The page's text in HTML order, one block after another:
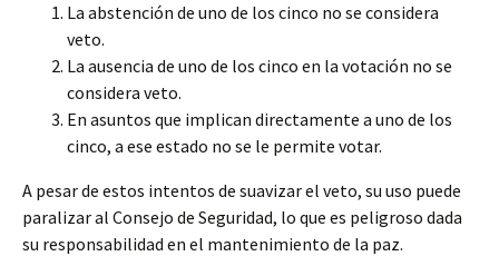
La abstención de uno de los cinco no se considera
veto.
La ausencia de uno de los cinco en la votación no se
considera veto.
En asuntos que implican directamente a uno de los
cinco, a ese estado no se le permite votar.
A pesar de estos intentos de suavizar el veto, su uso puede
paralizar al Consejo de Seguridad, lo que es peligroso dada
su responsabilidad en el mantenimiento de la paz.